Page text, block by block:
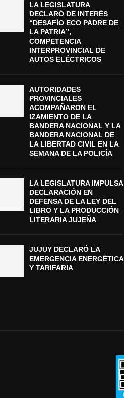
LA LEGISLATURA
DECLARÓ DE INTERÉS
“DESAFÍO ECO PADRE DE
LA PATRIA”,
COMPETENCIA
INTERPROVINCIAL DE
AUTOS ELÉCTRICOS
AUTORIDADES
PROVINCIALES
ACOMPAÑARON EL
IZAMIENTO DE LA
BANDERA NACIONAL Y LA
BANDERA NACIONAL DE
LA LIBERTAD CIVIL EN LA
SEMANA DE LA POLICÍA
LA LEGISLATURA IMPULSA
DECLARACIÓN EN
DEFENSA DE LA LEY DEL
LIBRO Y LA PRODUCCIÓN
LITERARIA JUJEÑA
JUJUY DECLARÓ LA
EMERGENCIA ENERGÉTICA
Y TARIFARIA